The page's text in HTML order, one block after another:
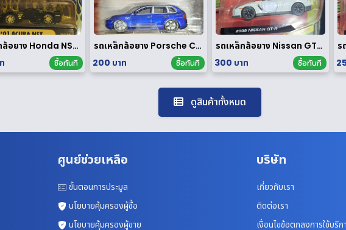
รถเหล็กล้อยาง Honda NSX 1/64 ของ rare
ซื้อทันที
รถเหล็กล้อยาง Porsche Cayenne Turbo 1/64
200 บาท
ซื้อทันที
รถเหล็กล้อยาง Nissan GT-R 1/64
300 บาท
ซื้อทันที
ดูสินค้าทั้งหมด
ศูนย์ช่วยเหลือ
ขั้นตอนการประมูล
นโยบายคุ้มครองผู้ซื้อ
นโยบายคุ้มครองผู้ขาย
บริษัท
เกี่ยวกับเรา
ติดต่อเรา
เงื่อนไขข้อตกลงการใช้บริก